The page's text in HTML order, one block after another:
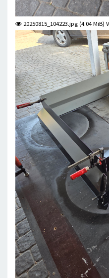
20250815_104223.jpg (4.04 MiB)